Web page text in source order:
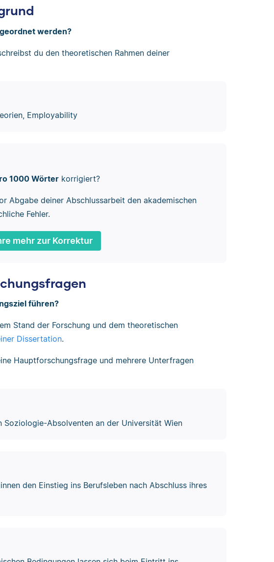
werden?
du den theoretischen Rahmen deiner
Employability
1000 Wörterkorrigiert?
Abgabe deiner Abschlussarbeit den akademischen
Fehler.
mehr zur Korrektur
führen?
Stand der Forschung und dem theoretischen
Dissertation.
Hauptforschungsfrage und mehrere Unterfragen
Soziologie-Absolventen an der Universität Wien
den Einstieg ins Berufsleben nach Abschluss ihres